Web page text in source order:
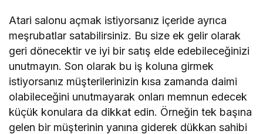
Atari salonu açmak istiyorsanız içeride ayrıca
meşrubatlar satabilirsiniz. Bu size ek gelir olarak
geri dönecektir ve iyi bir satış elde edebileceğinizi
unutmayın. Son olarak bu iş koluna girmek
istiyorsanız müşterilerinizin kısa zamanda daimi
olabileceğini unutmayarak onları memnun edecek
küçük konulara da dikkat edin. Örneğin tek başına
gelen bir müşterinin yanına giderek dükkan sahibi